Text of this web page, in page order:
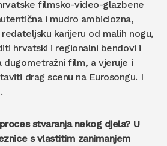
filmsko-video-glazbene
i mudro ambiciozna,
karijeru od malih nogu,
hrvatski i regionalni bendovi i
dugometražni film, a vjeruje i
drag scenu na Eurosongu. I
stvaranja nekog djela? U
s vlastitim zanimanjem